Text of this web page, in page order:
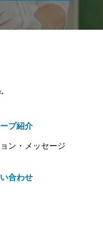
プ紹介
ン・メッセージ
合わせ